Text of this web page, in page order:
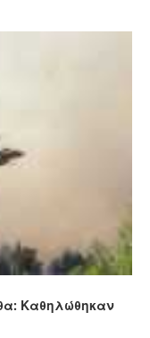
Καθηλώθηκαν